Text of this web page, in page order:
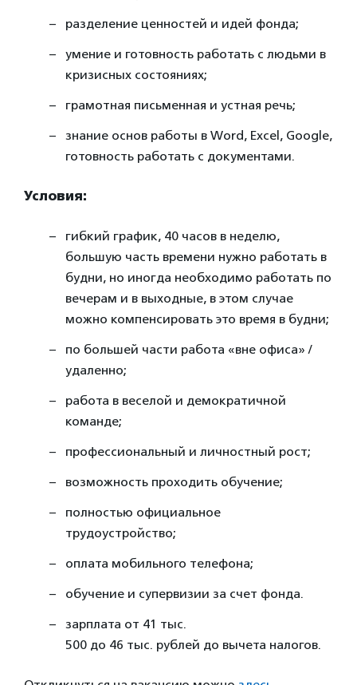
разделение ценностей и идей фонда;
умение и готовность работать с людьми в
кризисных состояниях;
грамотная письменная и устная речь;
знание основ работы в Word, Excel, Google,
готовность работать с документами.
Условия:
гибкий график, 40 часов в неделю,
большую часть времени нужно работать в
будни, но иногда необходимо работать по
вечерам и в выходные, в этом случае
можно компенсировать это время в будни;
по большей части работа «вне офиса» /
удаленно;
работа в веселой и демократичной
команде;
профессиональный и личностный рост;
возможность проходить обучение;
полностью официальное
трудоустройство;
оплата мобильного телефона;
обучение и супервизии за счет фонда.
зарплата от 41 тыс.
500 до 46 тыс. рублей до вычета налогов.